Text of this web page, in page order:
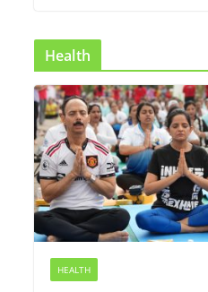
Health
HEALTH